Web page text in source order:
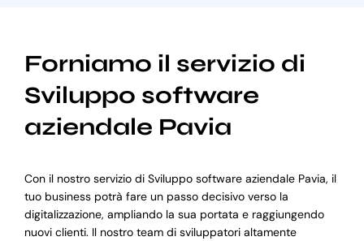
Forniamo il servizio di
Sviluppo software
aziendale Pavia
Con il nostro servizio di Sviluppo software aziendale Pavia, il
tuo business potrà fare un passo decisivo verso la
digitalizzazione, ampliando la sua portata e raggiungendo
nuovi clienti. Il nostro team di sviluppatori altamente